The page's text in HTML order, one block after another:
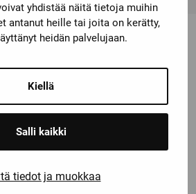
yhdistää näitä tietoja muihin
antanut heille tai joita on kerätty,
heidän palvelujaan.
Kiellä
Salli kaikki
tiedot ja muokkaa
kiinnostunut myös
näistä